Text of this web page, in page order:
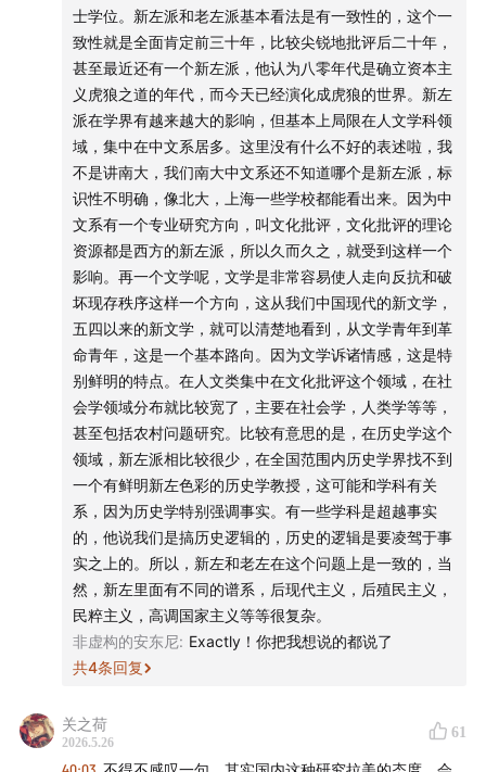
01:03:30没有文化穷相的拉美知识分子
01:08:50新的拉美符号：五月广场母亲
01:11:23解构博尔赫斯神话
01:14:50拉美为何仍值得今天的中国重新理解
- 支持我们的赞助商是对我们最好的支持 -
《忽左忽右》的卖书业务上线了！这次不仅汇集了节目中
深入讨论过的书籍，还有主播个人精选书籍，含少量签名
版及稀有原版，完整的书目信息及购买方式，前往微信公
众号「忽左忽右leftright」，回复「买书」 即可获取。书
目将不定期更新，欢迎常来看看。
- 制作团队 -
声音设计 hotair
节目统筹 禾放
节目运营 小米粒
节目制作 思钊 Yo
logo设计 杨文骥
- 音乐 -
士学位。新左派和老左派基本看法是有一致性的，这个一
致性就是全面肯定前三十年，比较尖锐地批评后二十年，
甚至最近还有一个新左派，他认为八零年代是确立资本主
义虎狼之道的年代，而今天已经演化成虎狼的世界。新左
派在学界有越来越大的影响，但基本上局限在人文学科领
域，集中在中文系居多。这里没有什么不好的表述啦，我
不是讲南大，我们南大中文系还不知道哪个是新左派，标
识性不明确，像北大，上海一些学校都能看出来。因为中
文系有一个专业研究方向，叫文化批评，文化批评的理论
资源都是西方的新左派，所以久而久之，就受到这样一个
影响。再一个文学呢，文学是非常容易使人走向反抗和破
坏现存秩序这样一个方向，这从我们中国现代的新文学，
五四以来的新文学，就可以清楚地看到，从文学青年到革
命青年，这是一个基本路向。因为文学诉诸情感，这是特
别鲜明的特点。在人文类集中在文化批评这个领域，在社
会学领域分布就比较宽了，主要在社会学，人类学等等，
甚至包括农村问题研究。比较有意思的是，在历史学这个
领域，新左派相比较很少，在全国范围内历史学界找不到
一个有鲜明新左色彩的历史学教授，这可能和学科有关
系，因为历史学特别强调事实。有一些学科是超越事实
的，他说我们是搞历史逻辑的，历史的逻辑是要凌驾于事
实之上的。所以，新左和老左在这个问题上是一致的，当
然，新左里面有不同的谱系，后现代主义，后殖民主义，
民粹主义，高调国家主义等等很复杂。
非虚构的安东尼: Exactly！你把我想说的都说了
共4条回复
关之荷
2026.5.26
61